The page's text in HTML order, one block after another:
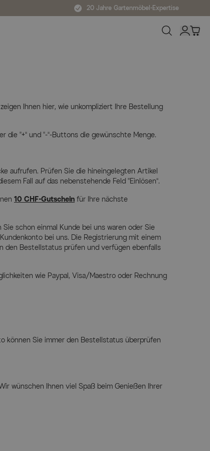
20 Jahre Gartenmöbel-Expertise
Ihnen hier, wie unkompliziert Ihre Bestellung
„+“ und „-“-Buttons die gewünschte Menge.
aufrufen. Prüfen Sie die hineingelegten Artikel
Fall auf das nebenstehende Feld „Einlösen“.
10 CHF-Gutschein für Ihre nächste
schon einmal Kunde bei uns waren oder Sie
bei uns. Die Registrierung mit einem
den Bestellstatus prüfen und verfügen ebenfalls
wie Paypal, Visa/Maestro oder Rechnung
können Sie immer den Bestellstatus überprüfen
wünschen Ihnen viel Spaß beim Genießen Ihrer